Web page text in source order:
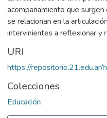
acompañamiento que
se relacionan en la
intervinientes a reflexionar y
URI
https://
Colecciones
Educación